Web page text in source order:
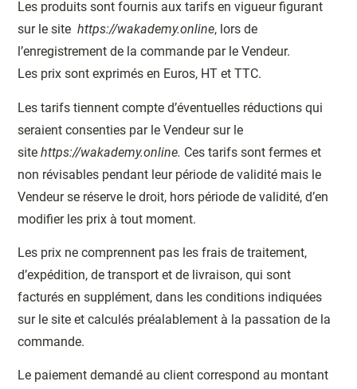
Les produits sont fournis aux tarifs en vigueur figurant
sur le sitehttps://wakademy.online, lors de
l’enregistrement de la commande par le Vendeur.
Les prix sont exprimés en Euros, HT et TTC.
Les tarifs tiennent compte d’éventuelles réductions qui
seraient consenties par le Vendeur sur le
sitehttps://wakademy.online. Ces tarifs sont fermes et
non révisables pendant leur période de validité mais le
Vendeur se réserve le droit, hors période de validité, d’en
modifier les prix à tout moment.
Les prix ne comprennent pas les frais de traitement,
d’expédition, de transport et de livraison, qui sont
facturés en supplément, dans les conditions indiquées
sur le site et calculés préalablement à la passation de la
commande.
Le paiement demandé au client correspond au montant